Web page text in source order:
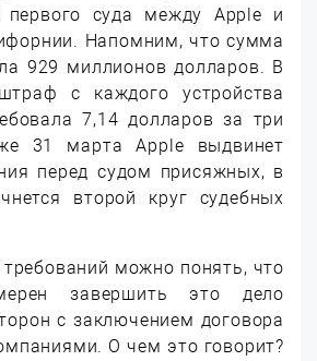
первого суда между Apple и
Напомним, что сумма
929 миллионов долларов. В
с каждого устройства
7,14 долларов за три
31 марта Apple выдвинет
перед судом присяжных, в
второй круг судебных
можно понять, что
завершить это дело
с заключением договора
О чем это говорит?